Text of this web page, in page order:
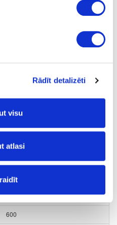
Rādīt detalizēti
visu
atlasi
A
ir
2000
600